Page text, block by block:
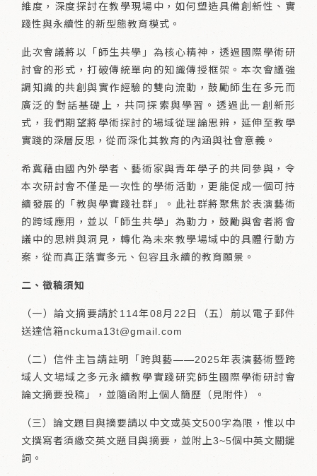
維度，深度探討在教學現場中，如何塑造具備創新性、實
踐性與永續性的新型態教育模式。
此次會議將以「師生共學」為核心精神，透過國際學術研
討會的形式，打破傳統單向的知識傳授框架。本次會議強
調知識的共創與實作經驗的雙向流動，鼓勵師生在多元而
廣泛的對話基礎上，共同探索與學習。透過此一創新形
式，我們期望將學術探討的場域從理論思辨，延伸至教學
實踐的深層反思，從而深化其教育的內涵與社會意義。
希冀藉由國內外學者、藝術家與青年學子的共同參與，令
本次研討會不僅是一次性的學術活動，更能促成一個可持
續發展的「教與學實踐社群」。此社群將聚焦於表演藝術
的跨域應用，並以「師生共學」為動力，鼓勵與會者將會
議中的思辨與洞見，轉化為未來教學場域中的具體行動方
案，從而真正落實多元、包容且永續的教育願景。
二、徵稿須知
（一）論文摘要請於114年08月22日（五）前以電子郵件
送達信箱nckuma13t@gmail.com
（二）信件主旨請註明「跨與藝——2025年表演藝術暨跨
域人文場域之多元永續教學實踐研究師生國際學術研討會
論文摘要投稿」，並隨函附上個人簡歷（見附件）。
（三）論文題目與摘要請以中文或英文500字為限，惟以中
文撰寫者須繳交英文題目與摘要，並附上3~5個中英文關鍵
詞。